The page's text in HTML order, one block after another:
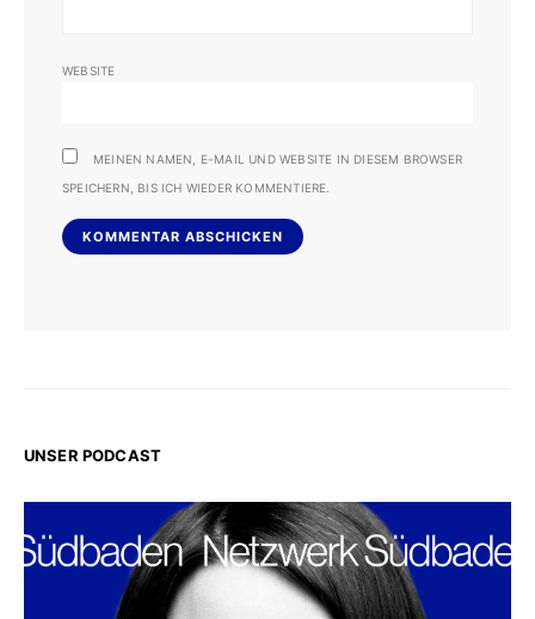
WEBSITE
MEINEN NAMEN, E-MAIL UND WEBSITE IN DIESEM BROWSER
SPEICHERN, BIS ICH WIEDER KOMMENTIERE.
UNSER PODCAST